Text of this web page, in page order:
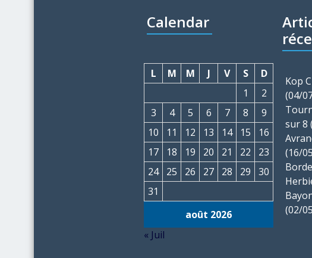
Calendar
août 2026
L M M J V S
D
1
2
3
4 5 6 7 8
9
10
11 12 13 14 15
16
17
18 19 20 21 22
23
24
25 26 27 28 29
30
31
« Juil
Kop
(04/
sur 8
(16/
(02/